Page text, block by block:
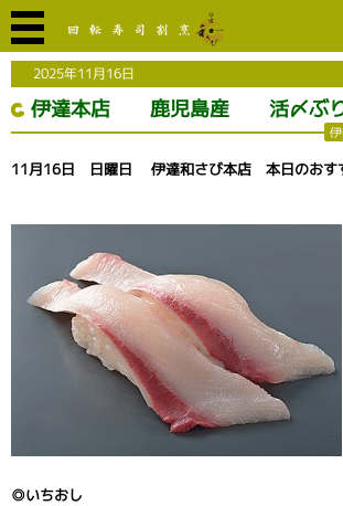
2025年11月16日
伊達本店 鹿児島産 活〆
11月16日 日曜日 伊達和さび本店 本日のおす
◎いちおし